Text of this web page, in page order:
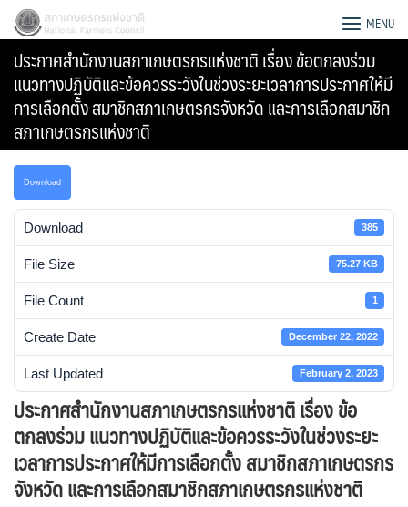
Skip
content
Search
for:
สภาเกษตรกรแห่งชาติ MENU
ประกาศสำนักงานสภาเกษตรกรแห่งชาติ เรื่อง ข้อตกลงร่วม
แนวทางปฏิบัติและข้อควรระวังในช่วงระยะเวลาการประกาศให้มี
การเลือกตั้ง สมาชิกสภาเกษตรกรจังหวัด และการเลือกสมาชิก
สภาเกษตรกรแห่งชาติ
Download
Download 385
File Size 75.27 KB
File Count 1
Create Date December 22, 2022
Last Updated February 2, 2023
ประกาศสำนักงานสภาเกษตรกรแห่งชาติ เรื่อง ข้อ
ตกลงร่วม แนวทางปฏิบัติและข้อควรระวังในช่วงระยะ
เวลาการประกาศให้มีการเลือกตั้ง สมาชิกสภาเกษตรกร
จังหวัด และการเลือกสมาชิกสภาเกษตรกรแห่งชาติ